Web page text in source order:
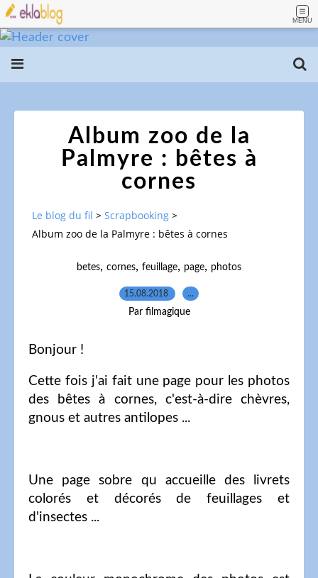
MENU
Album zoo de la
Palmyre : bêtes à
cornes
Le blog du fil > Scrapbooking >
Album zoo de la Palmyre : bêtes à cornes
betes, cornes, feuillage, page, photos
15.08.2018 …
Par filmagique
Bonjour !
Cette fois j'ai fait une page pour les photos
des bêtes à cornes, c'est-à-dire chèvres,
gnous et autres antilopes ...
Une page sobre qu accueille des livrets
colorés et décorés de feuillages et
d'insectes ...